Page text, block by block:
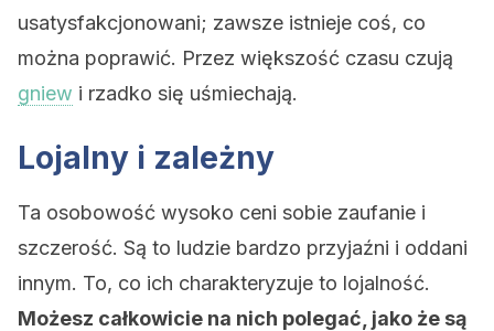
usatysfakcjonowani; zawsze istnieje coś, co
można poprawić. Przez większość czasu czują
gniew i rzadko się uśmiechają.
Lojalny i zależny
Ta osobowość wysoko ceni sobie zaufanie i
szczerość. Są to ludzie bardzo przyjaźni i oddani
innym. To, co ich charakteryzuje to lojalność.
Możesz całkowicie na nich polegać, jako że są